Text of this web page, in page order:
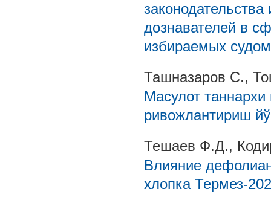
дознавателей в
избираемых судом
Ташназаров С.,
Масулот
ривожлантириш
Тешаев Ф.Д.,
Влияние
хлопка Термез-